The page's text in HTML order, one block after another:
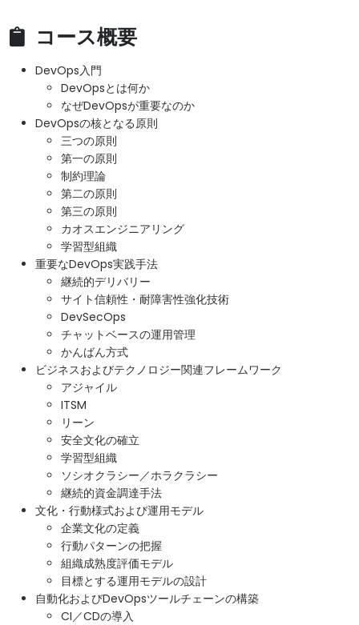
コース概要
DevOps入門
DevOpsとは何か
なぜDevOpsが重要なのか
DevOpsの核となる原則
三つの原則
第一の原則
制約理論
第二の原則
第三の原則
カオスエンジニアリング
学習型組織
重要なDevOps実践手法
継続的デリバリー
サイト信頼性・耐障害性強化技術
DevSecOps
チャットベースの運用管理
かんばん方式
ビジネスおよびテクノロジー関連フレームワーク
アジャイル
ITSM
リーン
安全文化の確立
学習型組織
ソシオクラシー／ホラクラシー
継続的資金調達手法
文化・行動様式および運用モデル
企業文化の定義
行動パターンの把握
組織成熟度評価モデル
目標とする運用モデルの設計
自動化およびDevOpsツールチェーンの構築
CI／CDの導入